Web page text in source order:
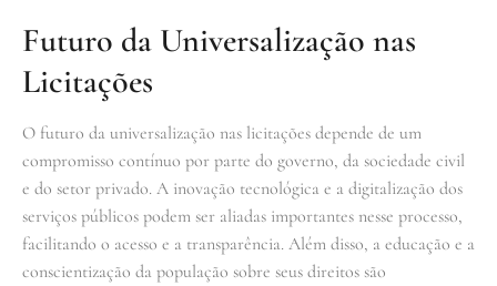
Futuro da Universalização nas
Licitações
O futuro da universalização nas licitações depende de um
compromisso contínuo por parte do governo, da sociedade civil
e do setor privado. A inovação tecnológica e a digitalização dos
serviços públicos podem ser aliadas importantes nesse processo,
facilitando o acesso e a transparência. Além disso, a educação e a
conscientização da população sobre seus direitos são